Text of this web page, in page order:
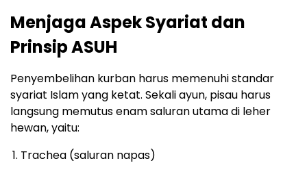
Menjaga Aspek Syariat dan
Prinsip ASUH
Penyembelihan kurban harus memenuhi standar
syariat Islam yang ketat. Sekali ayun, pisau harus
langsung memutus enam saluran utama di leher
hewan, yaitu:
Trachea (saluran napas)